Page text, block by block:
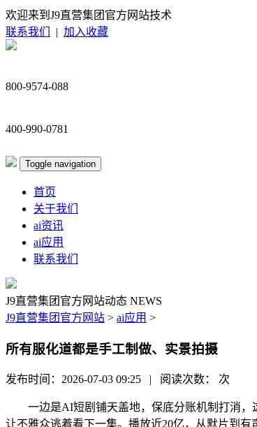
欢迎来到J9直营集团官方网站技术
联系我们
| 加入收藏
800-9574-088
400-990-0781
Toggle navigation
首页
关于我们
ai资讯
ai应用
联系我们
J9直营集团官方网站动态 NEWS
J9直营集团官方网站 > ai应用 >
所有服化道都是手工制做、实景拍摄
发布时间：2026-07-03 09:25 | 阅读次数： 次
一边是AI短剧铺天盖地，保底分账机制打消，这
让不雅众逃着看下一集。播放近20亿，从默片到